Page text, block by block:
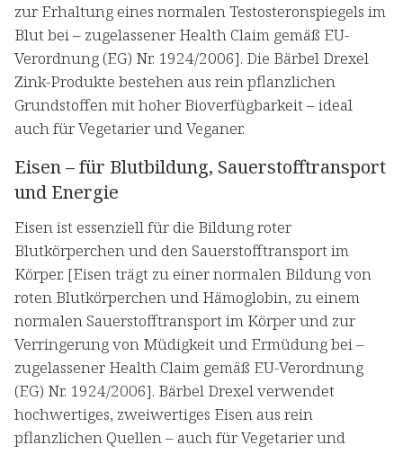
zur Erhaltung eines normalen Testosteronspiegels im
Blut bei – zugelassener Health Claim gemäß EU-
Verordnung (EG) Nr. 1924/2006]. Die Bärbel Drexel
Zink-Produkte bestehen aus rein pflanzlichen
Grundstoffen mit hoher Bioverfügbarkeit – ideal
auch für Vegetarier und Veganer.
Eisen – für Blutbildung, Sauerstofftransport
und Energie
Eisen ist essenziell für die Bildung roter
Blutkörperchen und den Sauerstofftransport im
Körper. [Eisen trägt zu einer normalen Bildung von
roten Blutkörperchen und Hämoglobin, zu einem
normalen Sauerstofftransport im Körper und zur
Verringerung von Müdigkeit und Ermüdung bei –
zugelassener Health Claim gemäß EU-Verordnung
(EG) Nr. 1924/2006]. Bärbel Drexel verwendet
hochwertiges, zweiwertiges Eisen aus rein
pflanzlichen Quellen – auch für Vegetarier und